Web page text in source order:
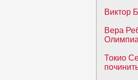
Виктор
Вера
Токио